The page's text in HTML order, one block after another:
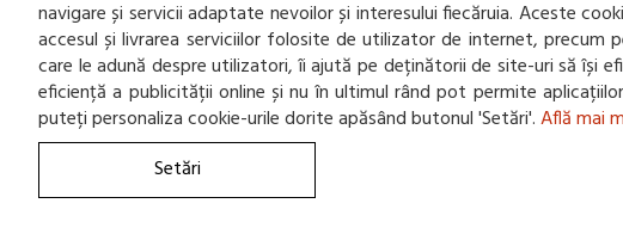
navigare și servicii adaptate nevoilor și interesului fiecăruia. Aceste
accesul și livrarea serviciilor folosite de utilizator de internet, precum
care le adună despre utilizatori, îi ajută pe deținătorii de site-uri să își
eficiență a publicității online și nu în ultimul rând pot permite
puteți personaliza cookie-urile dorite apăsând butonul 'Setări'.Află mai
Setări